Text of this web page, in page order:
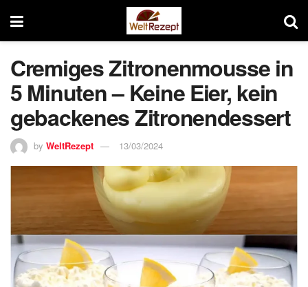
Cremiges Zitronenmousse in
5 Minuten – Keine Eier, kein
gebackenes Zitronendessert
by WeltRezept 13/03/2024